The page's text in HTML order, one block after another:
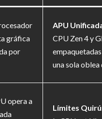
gráfica
por
APU
CPU Zen 4 y
una sola oblea
opera a
Límites